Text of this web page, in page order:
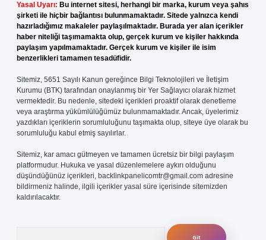
Yasal Uyarı: Bu internet sitesi, herhangi bir marka, kurum veya şahıs
şirketi ile hiçbir bağlantısı bulunmamaktadır. Sitede yalnızca kendi
hazırladığımız makaleler paylaşılmaktadır. Burada yer alan içerikler
haber niteliği taşımamakta olup, gerçek kurum ve kişiler hakkında
paylaşım yapılmamaktadır. Gerçek kurum ve kişiler ile isim
benzerlikleri tamamen tesadüfidir.
Sitemiz, 5651 Sayılı Kanun gereğince Bilgi Teknolojileri ve İletişim
Kurumu (BTK) tarafından onaylanmış bir Yer Sağlayıcı olarak hizmet
vermektedir. Bu nedenle, sitedeki içerikleri proaktif olarak denetleme
veya araştırma yükümlülüğümüz bulunmamaktadır. Ancak, üyelerimiz
yazdıkları içeriklerin sorumluluğunu taşımakta olup, siteye üye olarak bu
sorumluluğu kabul etmiş sayılırlar.
Sitemiz, kar amacı gütmeyen ve tamamen ücretsiz bir bilgi paylaşım
platformudur. Hukuka ve yasal düzenlemelere aykırı olduğunu
düşündüğünüz içerikleri, backlinkpanelicomtr@gmail.com adresine
bildirmeniz halinde, ilgili içerikler yasal süre içerisinde sitemizden
kaldırılacaktır.